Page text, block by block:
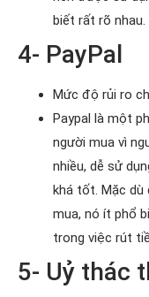
biết rất rõ
4- PayPal
Mức độ rủi ro
Paypal là một
người mua vì
nhiều, dễ sử
khá tốt. Mặc dù
mua, nó ít phổ
trong việc rút
5- Uỷ thác